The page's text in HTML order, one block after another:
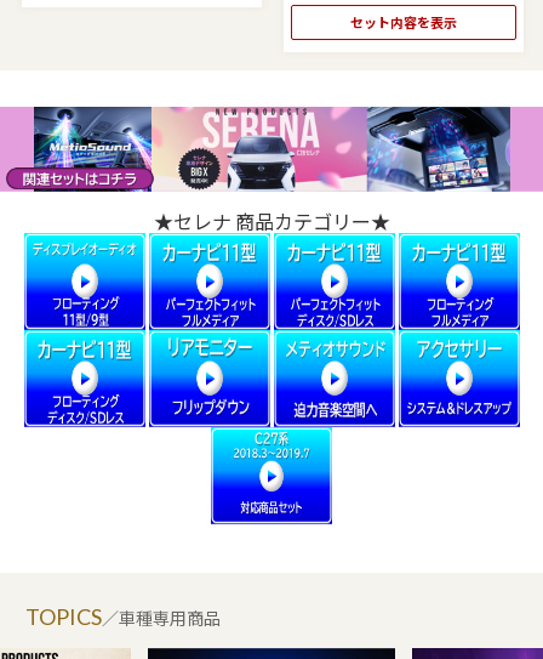
セット内容を表示
★セレナ 商品カテゴリー★
／車種専用商品